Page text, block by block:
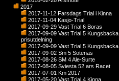
2017
2017-11-12 Farsdags Trial i Kinna
2017-11-04 Kasjo-Trial
2017-09-29 Vast Trial 6 Boras
2017-09-09 Vast Trial 5 Kungsbacka
prisutdelning
2017-09-09 Vast Trial 5 Kungsbacka
2017-09-02 Sm 5 Sotenas
2017-08-26 SM 4 Ale-Surte
2017-08-05 Sviesta 52 ars Racet
2017-07-01 Km 2017
2017-05-20 Vast Trial 4 Kinna